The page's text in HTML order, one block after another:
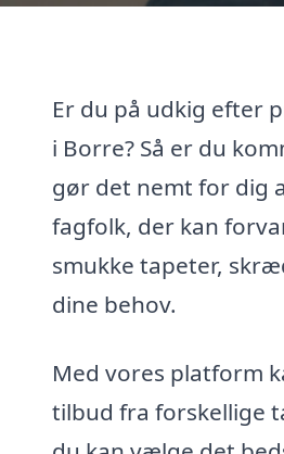
Er du på udkig efter
i Borre? Så er du
gør det nemt for dig
fagfolk, der kan
smukke tapeter,
dine behov.
Med vores platform
tilbud fra forskellige